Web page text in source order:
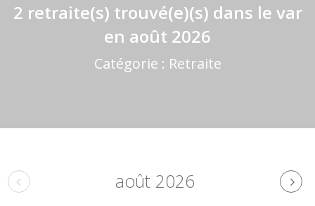
2 retraite(s) trouvé(e)(s) dans le var
en août 2026
Catégorie : Retraite
août 2026